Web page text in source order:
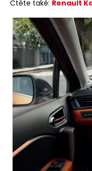
Čtěte také: Renault